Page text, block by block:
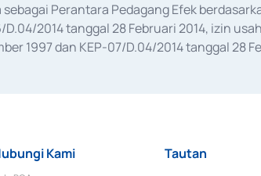
Perantara Pedagang Efek
D.04/2014 tanggal 28 Februari 2014, izin
1997 dan KEP-07/D.04/2014 tanggal 28
Kami Tautan